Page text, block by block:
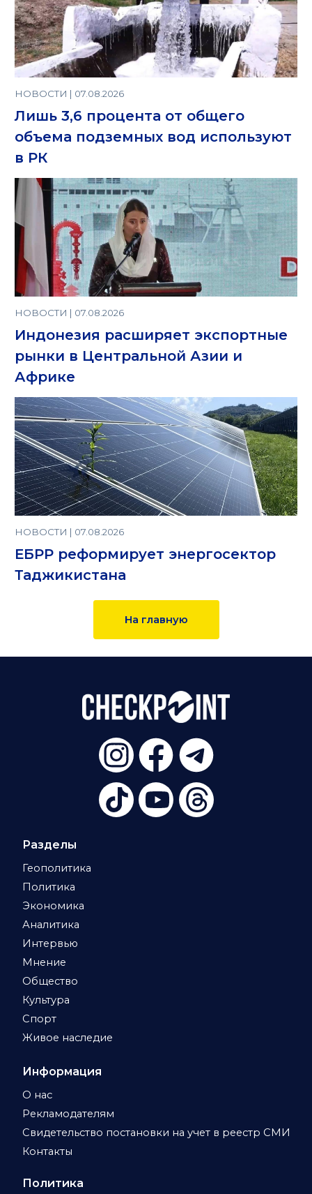
НОВОСТИ | 07.08.2026
Лишь 3,6 процента от общего
объема подземных вод используют
в РК
НОВОСТИ | 07.08.2026
Индонезия расширяет экспортные
рынки в Центральной Азии и
Африке
НОВОСТИ | 07.08.2026
ЕБРР реформирует энергосектор
Таджикистана
На главную
Разделы
Геополитика
Политика
Экономика
Аналитика
Интервью
Мнение
Общество
Культура
Спорт
Живое наследие
Информация
О нас
Рекламодателям
Свидетельство постановки на учет в реестр СМИ
Контакты
Политика